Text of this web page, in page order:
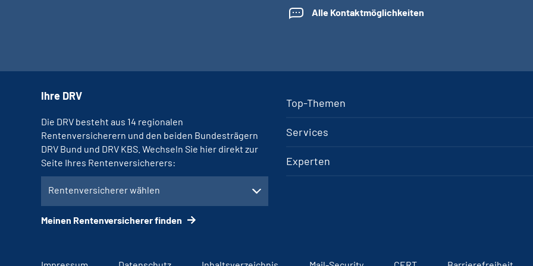
Alle Kontaktmöglichkeiten
Top-Themen
Services
Experten
Ihre DRV
Die DRV besteht aus 14 regionalen
Rentenversicherern und den beiden Bundesträgern
DRV Bund und DRV KBS. Wechseln Sie hier direkt zur
Seite Ihres Rentenversicherers:
Rentenversicherer wählen
Meinen Rentenversicherer finden